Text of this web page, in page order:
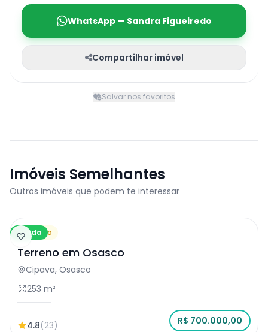
WhatsApp — Sandra Figueiredo
Compartilhar imóvel
Salvar nos favoritos
Imóveis Semelhantes
Outros imóveis que podem te interessar
Venda
Terreno
Terreno em Osasco
Cipava, Osasco
253 m²
4.8(23) R$ 700.000,00